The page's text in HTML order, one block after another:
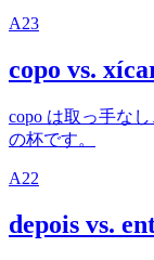
A23
copo vs.
copo は取っ手な
の杯です。
A22
depois vs.